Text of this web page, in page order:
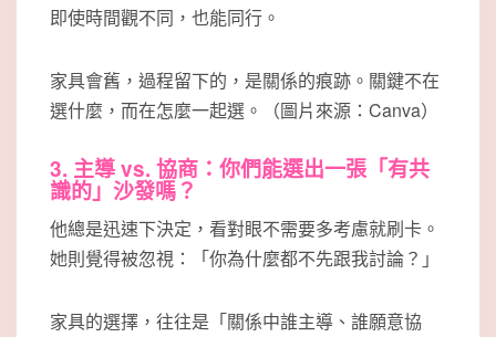
即使時間觀不同，也能同行。
家具會舊，過程留下的，是關係的痕跡。關鍵不在
選什麼，而在怎麼一起選。（圖片來源：Canva）
3. 主導 vs. 協商：你們能選出一張「有共
識的」沙發嗎？
他總是迅速下決定，看對眼不需要多考慮就刷卡。
她則覺得被忽視：「你為什麼都不先跟我討論？」
家具的選擇，往往是「關係中誰主導、誰願意協